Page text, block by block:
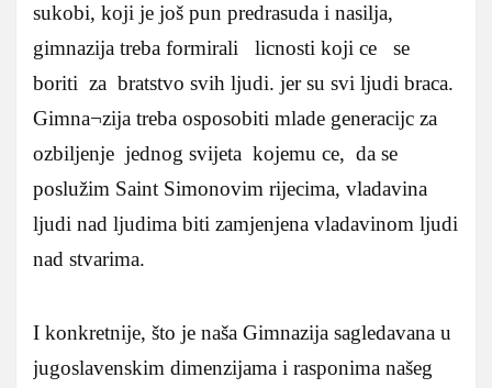
sukobi, koji je još pun predrasuda i nasilja,
gimnazija treba formirali licnosti koji ce se
boriti za bratstvo svih ljudi. jer su svi ljudi braca.
Gimna¬zija treba osposobiti mlade generacijc za
ozbiljenje jednog svijeta kojemu ce, da se
poslužim Saint Simonovim rijecima, vladavina
ljudi nad ljudima biti zamjenjena vladavinom ljudi
nad stvarima.
I konkretnije, što je naša Gimnazija sagledavana u
jugoslavenskim dimenzijama i rasponima našeg